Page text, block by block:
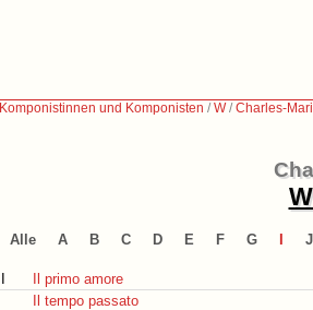
Komponistinnen und Komponisten /W/Charles-
Alle A B C D E F G J
Il primo amore
Il tempo passato